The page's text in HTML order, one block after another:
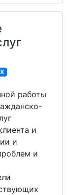
работы
и
и
и